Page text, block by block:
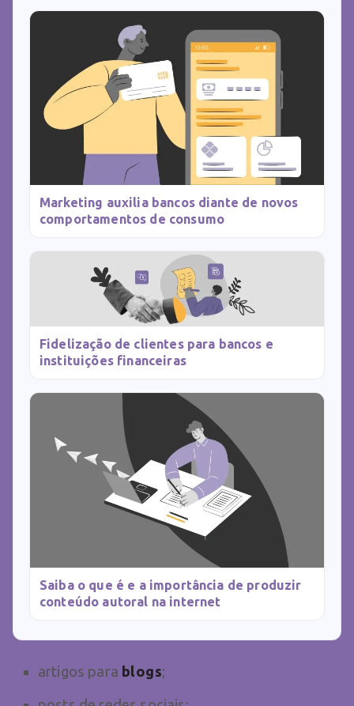
Marketing auxilia bancos diante de novos
comportamentos de consumo
Fidelização de clientes para bancos e
instituições financeiras
Saiba o que é e a importância de produzir
conteúdo autoral na internet
artigos para blogs;